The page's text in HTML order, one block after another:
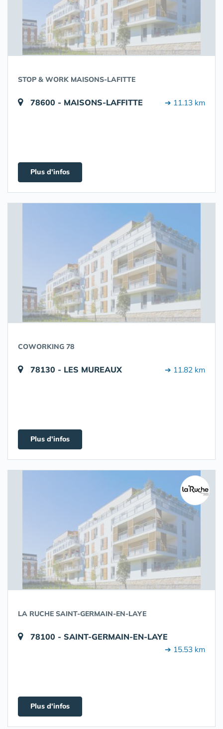
STOP & WORK MAISONS-LAFITTE
78600 - MAISONS-LAFFITTE ➔ 11.13 km
Plus d'infos
COWORKING 78
78130 - LES MUREAUX ➔ 11.82 km
Plus d'infos
LA RUCHE SAINT-GERMAIN-EN-LAYE
78100 - SAINT-GERMAIN-EN-LAYE
➔ 15.53 km
Plus d'infos